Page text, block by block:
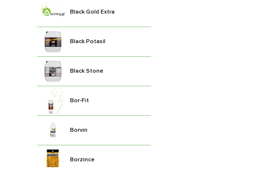
Black Gold Extra
Black Potasil
Black Stone
Bor-Fit
Borvin
Borzince